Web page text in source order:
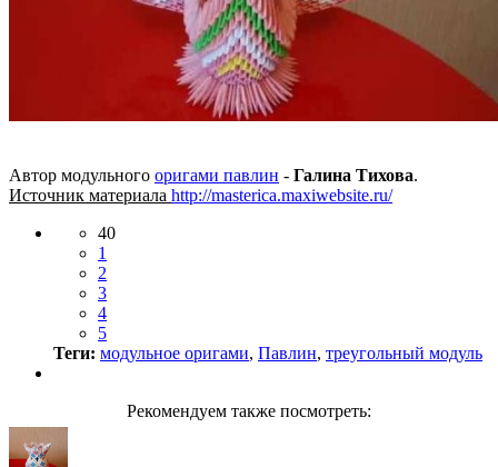
Автор модульного оригами павлин - Галина Тихова.
Источник материала http://masterica.maxiwebsite.ru/
40
1
2
3
4
5
Теги: модульное оригами, Павлин, треугольный модуль
Рекомендуем также посмотреть: